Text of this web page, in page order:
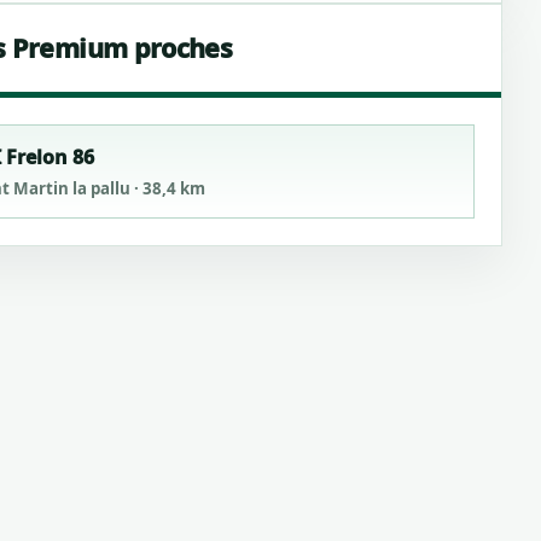
Premium proches
Frelon 86
Martin la pallu · 38,4 km